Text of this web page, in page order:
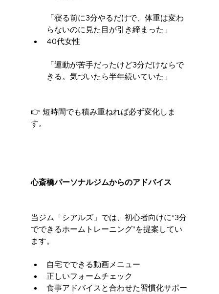
「寝る前に3分やるだけで、体重は変わ
らないのに見た目が引き締まった」
40代女性
「運動が苦手だったけど3分だけならで
きる。気づいたら半年続いていた」
👉 短時間でも積み重ねれば必ず変化しま
す。
心斎橋パーソナルジムからのアドバイス
当ジム「シアルズ」では、初心者向けに“3分
でできるホームトレーニング”を提案してい
ます。
自宅でできる動画メニュー
正しいフォームチェック
食事アドバイスと合わせた習慣化サポー